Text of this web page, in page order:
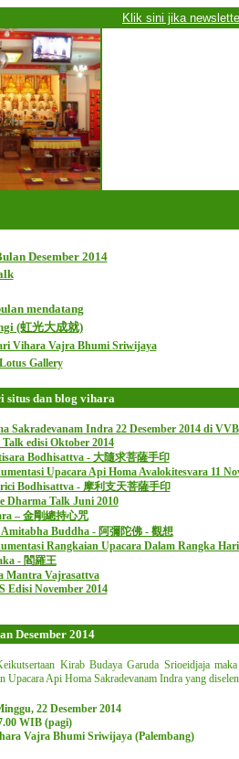
Klik sini jika
Desember 2014
mendatang
(虹光大成就)
Vihara Vajra Bhumi Sriwijaya
Gallery
dan blog vihara
Sakradevanam Indra 22 Desember 2014 di
edisi Oktober 2014
Bodhisattva - 大隨求菩薩手印
Upacara Api Homa Avalokitesvara 11
Bodhisattva - 摩利支天菩薩手印
Dharma Talk Juni 2010
– 金剛總持心咒
Buddha - 阿彌陀佛 - 觀想
Rangkaian Upacara Dalam Rangka
- 閻羅王
Mantra Vajrasattva
Edisi November 2014
Desember 2014
Kirab Budaya Garuda Srioeidjaja
Upacara Api Homa Sakradevanam Indra yang
22 Desember 2014
WIB (pagi)
Vajra Bhumi Sriwijaya (Palembang)